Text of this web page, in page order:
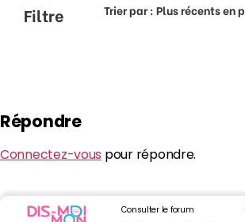
Filtre Trier par :Plus récents en
Répondre
Connectez-vous pour répondre.
Consulter le forum